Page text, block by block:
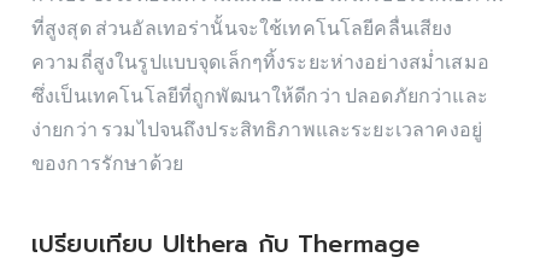
ที่สูงสุด ส่วนอัลเทอร่านั้นจะใช้เทคโนโลยีคลื่นเสียง
ความถี่สูงในรูปแบบจุดเล็กๆทิ้งระยะห่างอย่างสม่ำเสมอ
ซึ่งเป็นเทคโนโลยีที่ถูกพัฒนาให้ดีกว่า ปลอดภัยกว่าและ
ง่ายกว่า รวมไปจนถึงประสิทธิภาพและระยะเวลาคงอยู่
ของการรักษาด้วย
เปรียบเทียบ Ulthera กับ Thermage